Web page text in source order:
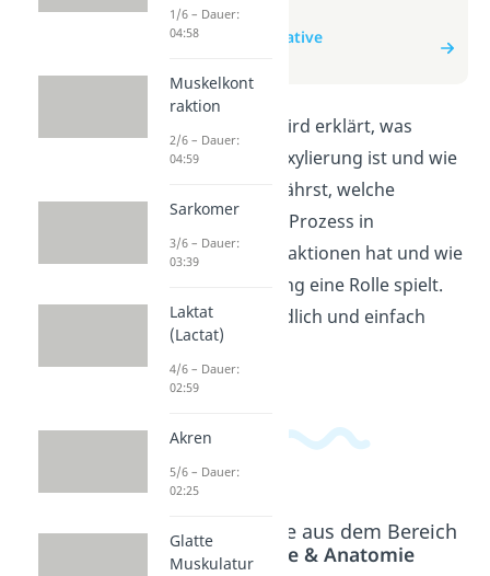
zum Video
zum Beitrag: Oxidative
In diesem Video wird erklärt, was
oxidative Decarboxylierung ist und wie
sie abläuft. Du erfährst, welche
Bedeutung dieser Prozess in
biochemischen Reaktionen hat und wie
er in der Zellatmung eine Rolle spielt.
Alles wird verständlich und einfach
erklärt.
Beliebte Inhalte aus dem Bereich
Physiologie & Anatomie
1/6 – Dauer:
04:58
Muskelkont
raktion
2/6 – Dauer:
04:59
Sarkomer
3/6 – Dauer:
03:39
Laktat
(Lactat)
4/6 – Dauer:
02:59
Akren
5/6 – Dauer:
02:25
Glatte
Muskulatur